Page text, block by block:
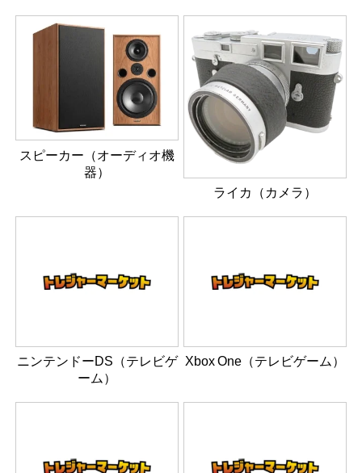
スピーカー（オーディオ機
器）
ライカ（カメラ）
ニンテンドーDS（テレビゲ
ーム）
Xbox One（テレビゲーム）